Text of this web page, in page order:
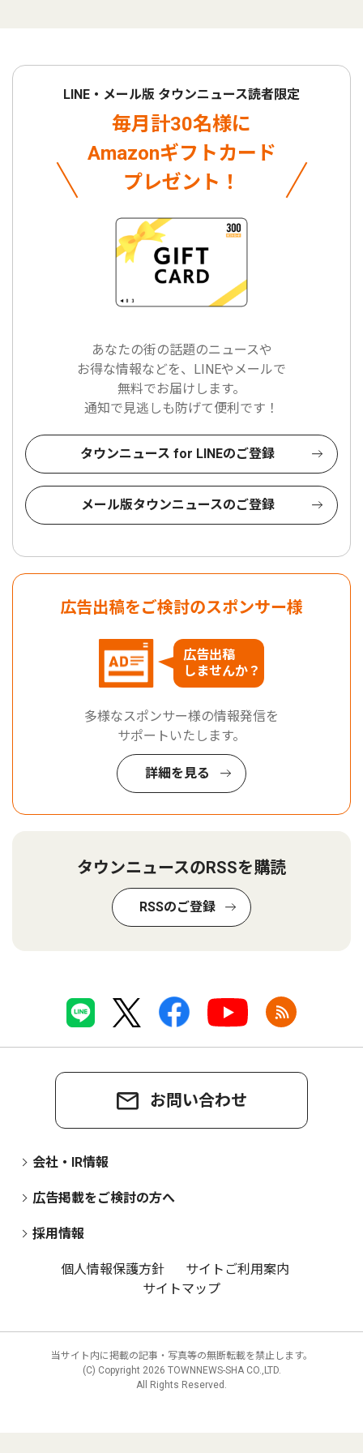
LINE・メール版 タウンニュース読者限定
毎月計30名様に
Amazonギフトカード
プレゼント！
あなたの街の話題のニュースや
お得な情報などを、LINEやメールで
無料でお届けします。
通知で見逃しも防げて便利です！
タウンニュース for LINEのご登録
メール版タウンニュースのご登録
広告出稿をご検討のスポンサー様
広告出稿
しませんか？
多様なスポンサー様の情報発信を
サポートいたします。
詳細を見る
タウンニュースのRSSを購読
RSSのご登録
お問い合わせ
会社・IR情報
広告掲載をご検討の方へ
採用情報
個人情報保護方針
サイトご利用案内
サイトマップ
当サイト内に掲載の記事・写真等の無断転載を禁止します。
(C) Copyright 2026 TOWNNEWS-SHA CO.,LTD.
All Rights Reserved.